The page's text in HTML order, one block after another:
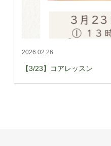
2026.02.26
【3/23】コアレッスン